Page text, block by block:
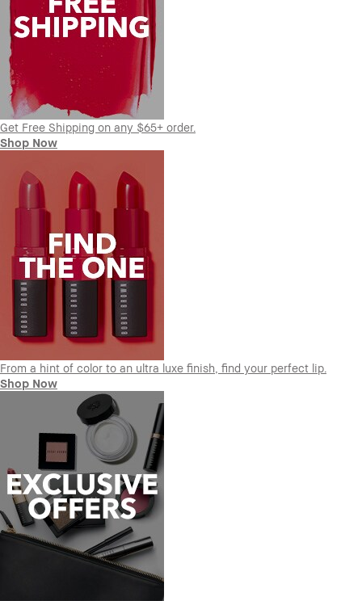
Get Free Shipping on any $65+ order.
Shop Now
From a hint of color to an ultra luxe finish, find your perfect lip.
Shop Now